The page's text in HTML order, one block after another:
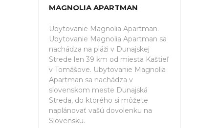
MAGNOLIA APARTMAN
Ubytovanie Magnolia Apartman.
Ubytovanie Magnolia Apartman sa
nachádza na pláži v Dunajskej
Strede len 39 km od miesta Kaštieľ
v Tomášove. Ubytovanie Magnolia
Apartman sa nachádza v
slovenskom meste Dunajská
Streda, do ktorého si môžete
naplánovať vašú dovolenku na
Slovensku.